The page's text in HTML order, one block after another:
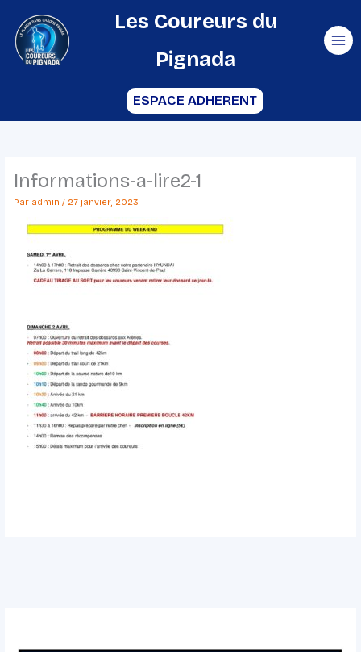
contenu
Les Coureurs du
Pignada
ESPACE ADHERENT
Informations-a-lire2-1
Par admin / 27 janvier, 2023